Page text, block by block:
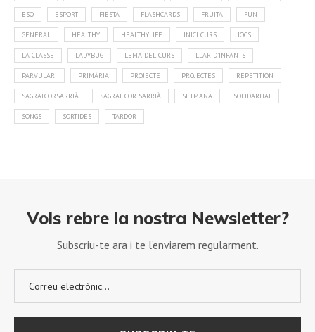
ESO ESPORT FIESTA FLASHCARDS FRUITA FUN
GENERAL HEALTHY HEALTHYLIFE INICI CURS JOCS
LA CLASSE LADYBUG LEMA DEL CURS LLAR D'INFANTS
PARVULARI PRIMÀRIA PROJECTE PROJECTES REPETITION
SAGRATCORSARRIÀ SAGRAT COR SARRIÀ SETMANA SOLIDARITAT
SONGS SORTIDES TARDOR
Vols rebre la nostra Newsletter?
Subscriu-te ara i te l’enviarem regularment.